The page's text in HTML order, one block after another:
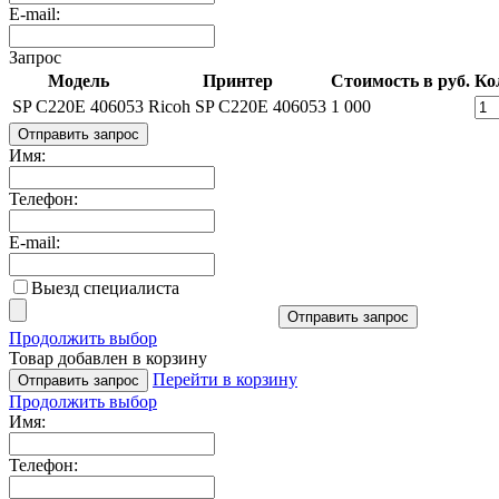
E-mail:
Запрос
Модель
Принтер Стоимость в руб.
SP C220E 406053 Ricoh SP C220E 406053 1 000
Отправить запрос
Имя:
Телефон:
E-mail:
Выезд специалиста
Отправить запрос
Продолжить выбор
Товар добавлен в корзину
Отправить запрос
Перейти в корзину
Продолжить выбор
Имя:
Телефон: